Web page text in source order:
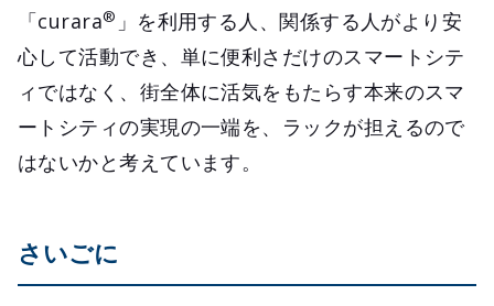
「curara® 」を利用する人、関係する人がより安
心して活動でき、単に便利さだけのスマートシテ
ィではなく、街全体に活気をもたらす本来のスマ
ートシティの実現の一端を、ラックが担えるので
はないかと考えています。
さいごに